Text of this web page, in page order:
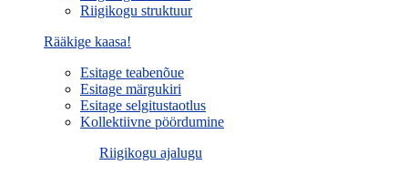
Riigikogu struktuur
Rääkige kaasa!
Esitage teabenõue
Esitage märgukiri
Esitage selgitustaotlus
Kollektiivne pöördumine
Riigikogu ajalugu